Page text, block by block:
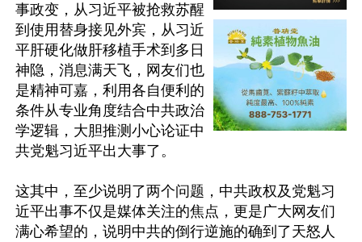
事政变，从习近平被抢救苏醒
到使用替身接见外宾，从习近
平肝硬化做肝移植手术到多日
神隐，消息满天飞，网友们也
是精神可嘉，利用各自便利的
条件从专业角度结合中共政治
学逻辑，大胆推测小心论证中
共党魁习近平出大事了。
这其中，至少说明了两个问题，中共政权及党魁习
近平出事不仅是媒体关注的焦点，更是广大网友们
满心希望的，说明中共的倒行逆施的确到了天怒人